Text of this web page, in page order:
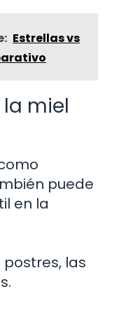
Estrellas vs
miel
puede
en la
las